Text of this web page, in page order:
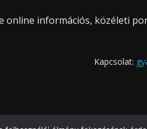
online információs, közéleti
Kapcsolat: